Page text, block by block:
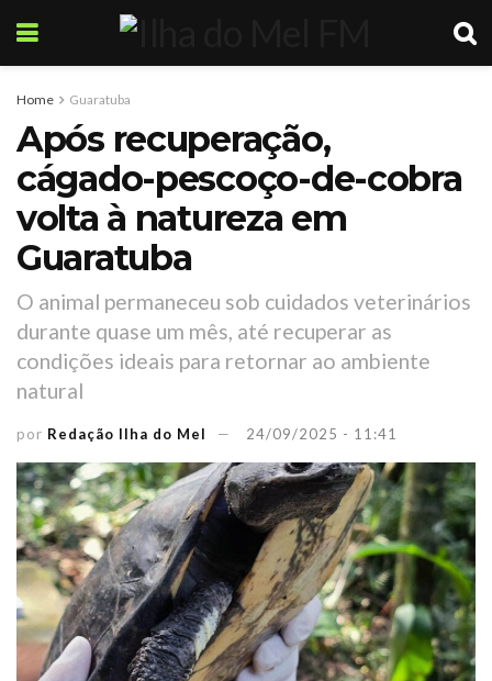
Home Guaratuba
Após recuperação,
cágado-pescoço-de-cobra
volta à natureza em
Guaratuba
O animal permaneceu sob cuidados veterinários
durante quase um mês, até recuperar as
condições ideais para retornar ao ambiente
natural
por Redação Ilha do Mel 24/09/2025 - 11:41